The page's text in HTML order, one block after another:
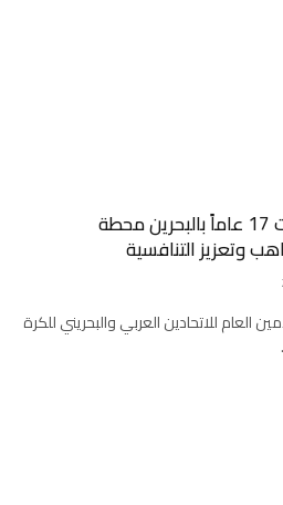
البطولة العربية للطائرة تحت 17 عاماً بالبحرين محطة
وتعزيز التنافسية
العام للاتحادين العربي والبحريني للكرة